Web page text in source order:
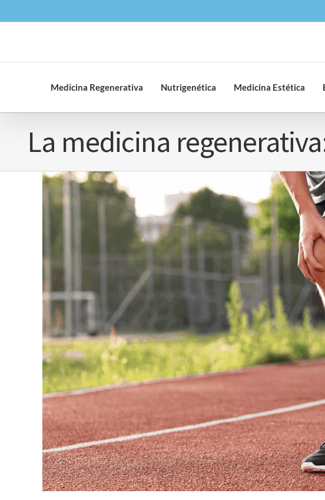
al
Medicina Regenerativa Nutrigenética Medicina Estética
La medicina
Ver
imagen
más